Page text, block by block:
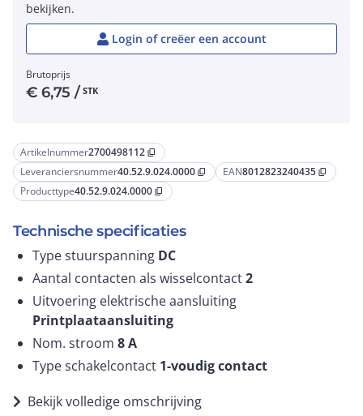
Artikelnummer2700498112 content_copy
Leveranciersnummer40.52.9.024.0000 content_copy EAN8012823240435 content_copy
Producttype40.52.9.024.0000 content_copy
Technische specificaties
Type stuurspanning DC
Aantal contacten als wisselcontact2
Uitvoering elektrische aansluiting
Printplaataansluiting
Nom. stroom 8A
Type schakelcontact 1-voudig contact
Bekijk volledige omschrijving
bekijken.
Login of creëer een account
Brutoprijs
€6,75 / STK